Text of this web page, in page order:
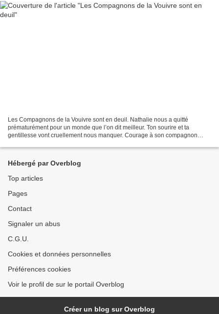
Les Compagnons de la Vouivre sont en deuil. Nathalie nous a quitté
prématurément pour un monde que l’on dit meilleur. Ton sourire et ta
gentillesse vont cruellement nous manquer. Courage à son compagnon
Hébergé par Overblog
Top articles
Pages
Contact
Signaler un abus
C.G.U.
Cookies et données personnelles
Préférences cookies
Voir le profil de sur le portail Overblog
Créer un blog sur Overblog